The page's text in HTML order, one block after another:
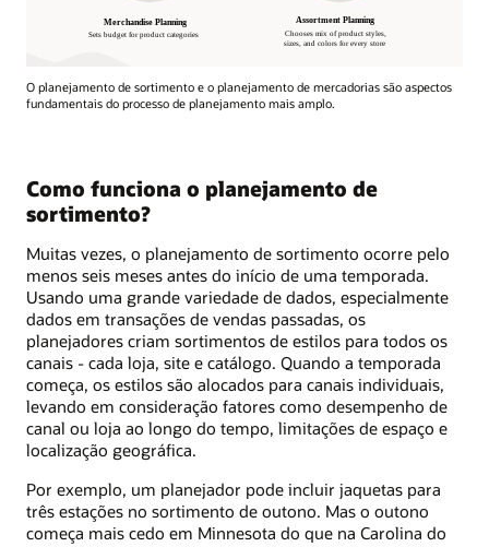
O planejamento de sortimento e o planejamento de mercadorias são aspectos
fundamentais do processo de planejamento mais amplo.
Como funciona o planejamento de
sortimento?
Muitas vezes, o planejamento de sortimento ocorre pelo
menos seis meses antes do início de uma temporada.
Usando uma grande variedade de dados, especialmente
dados em transações de vendas passadas, os
planejadores criam sortimentos de estilos para todos os
canais - cada loja, site e catálogo. Quando a temporada
começa, os estilos são alocados para canais individuais,
levando em consideração fatores como desempenho de
canal ou loja ao longo do tempo, limitações de espaço e
localização geográfica.
Por exemplo, um planejador pode incluir jaquetas para
três estações no sortimento de outono. Mas o outono
começa mais cedo em Minnesota do que na Carolina do